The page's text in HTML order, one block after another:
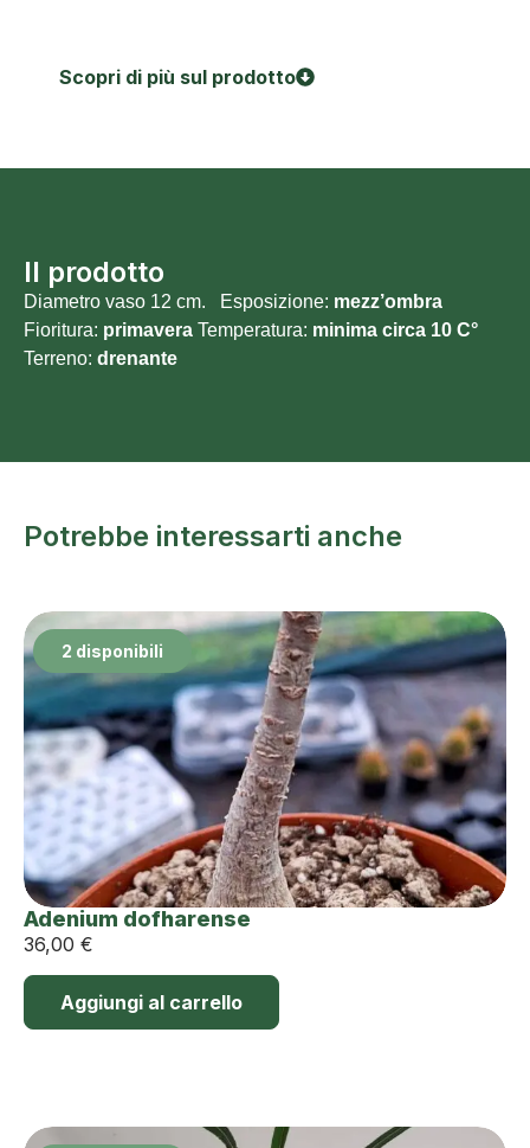
Scopri di più sul prodotto
Il prodotto
Diametro vaso 12 cm. Esposizione: mezz’ombra
Fioritura: primavera Temperatura: minima circa 10 C°
Terreno: drenante
Potrebbe interessarti anche
2 disponibili
Adenium dofharense
36,00 €
Aggiungi al carrello